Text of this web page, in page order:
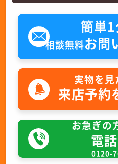
簡単
相談無料お問
実物を見
来店予約
お急ぎの
電
0120-